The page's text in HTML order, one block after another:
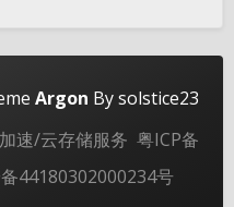
浅阴影 深阴影
日落 暗化 灰度
￣o)
っω･｀｡)
*)q
＞﹏＜
Argon By solstice23
速/云存储服务 粤ICP备
44180302000234号